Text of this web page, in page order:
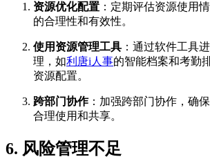
资源优化配置 ：定期评估资源使用
的合理性和有效性。
使用资源管理工具 ：通过软件工具
理，如利唐i人事的智能档案和考勤
资源配置。
跨部门协作：加强跨部门协作，确
合理使用和共享。
6. 风险管理不足